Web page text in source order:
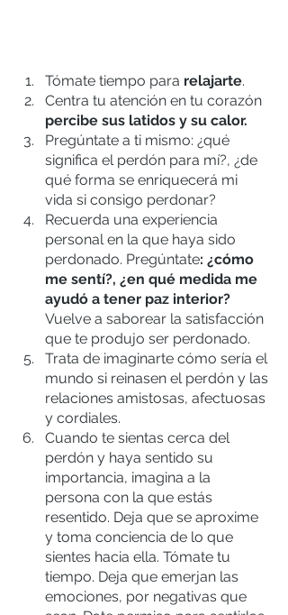
Tómate tiempo para relajarte.
Centra tu atención en tu corazón
percibe sus latidos y su calor.
Pregúntate a ti mismo: ¿qué
significa el perdón para mí?, ¿de
qué forma se enriquecerá mi
vida si consigo perdonar?
Recuerda una experiencia
personal en la que haya sido
perdonado. Pregúntate: ¿cómo
me sentí?, ¿en qué medida me
ayudó a tener paz interior?
Vuelve a saborear la satisfacción
que te produjo ser perdonado.
Trata de imaginarte cómo sería el
mundo si reinasen el perdón y las
relaciones amistosas, afectuosas
y cordiales.
Cuando te sientas cerca del
perdón y haya sentido su
importancia, imagina a la
persona con la que estás
resentido. Deja que se aproxime
y toma conciencia de lo que
sientes hacia ella. Tómate tu
tiempo. Deja que emerjan las
emociones, por negativas que